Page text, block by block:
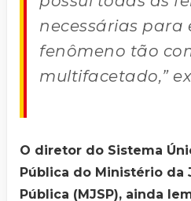
necessárias para
fenômeno tão
multifacetado,”
O diretor do Sistema
Pública do Ministério da
Pública (MJSP), ainda